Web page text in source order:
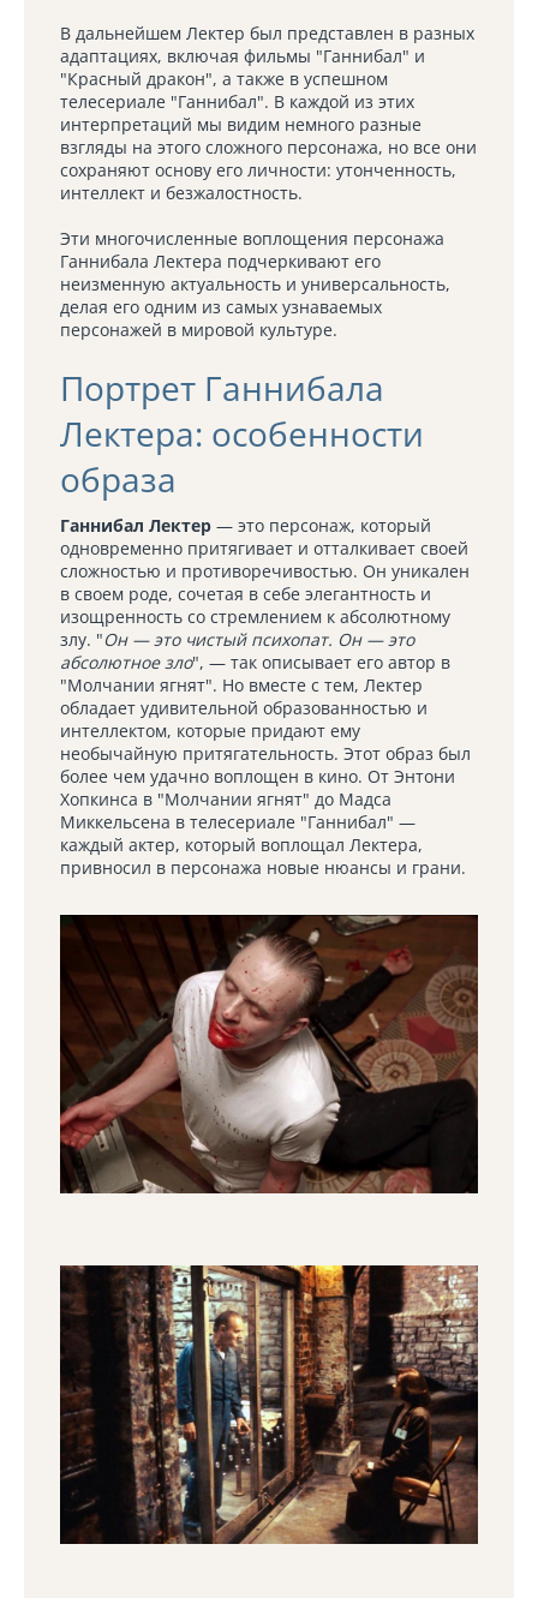
В дальнейшем Лектер был представлен в разных
адаптациях, включая фильмы "Ганнибал" и
"Красный дракон", а также в успешном
телесериале "Ганнибал". В каждой из этих
интерпретаций мы видим немного разные
взгляды на этого сложного персонажа, но все они
сохраняют основу его личности: утонченность,
интеллект и безжалостность.
Эти многочисленные воплощения персонажа
Ганнибала Лектера подчеркивают его
неизменную актуальность и универсальность,
делая его одним из самых узнаваемых
персонажей в мировой культуре.
Портрет Ганнибала
Лектера: особенности
образа
Ганнибал Лектер — это персонаж, который
одновременно притягивает и отталкивает своей
сложностью и противоречивостью. Он уникален
в своем роде, сочетая в себе элегантность и
изощренность со стремлением к абсолютному
злу. "Он — это чистый психопат. Он — это
абсолютное зло", — так описывает его автор в
"Молчании ягнят". Но вместе с тем, Лектер
обладает удивительной образованностью и
интеллектом, которые придают ему
необычайную притягательность. Этот образ был
более чем удачно воплощен в кино. От Энтони
Хопкинса в "Молчании ягнят" до Мадса
Миккельсена в телесериале "Ганнибал" —
каждый актер, который воплощал Лектера,
привносил в персонажа новые нюансы и грани.